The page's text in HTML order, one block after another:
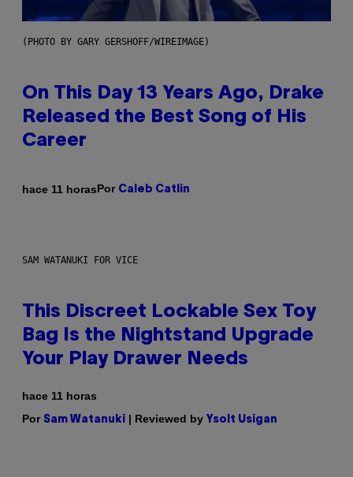
(PHOTO BY GARY GERSHOFF/WIREIMAGE)
On This Day 13 Years Ago, Drake
Released the Best Song of His
Career
hace 11 horasPor Caleb Catlin
SAM WATANUKI FOR VICE
This Discreet Lockable Sex Toy
Bag Is the Nightstand Upgrade
Your Play Drawer Needs
hace 11 horas
Por Sam Watanuki | Reviewed by Ysolt Usigan